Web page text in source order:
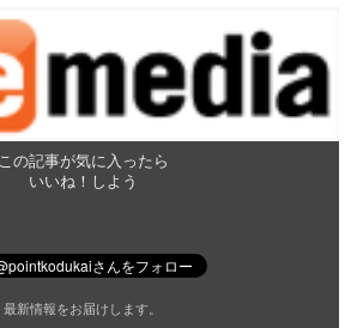
この記事が気に入ったら
いいね！しよう
最新情報をお届けします。